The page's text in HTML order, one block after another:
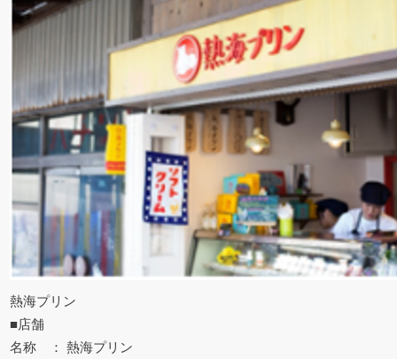
熱海プリン
■店舗
名称 ： 熱海プリン